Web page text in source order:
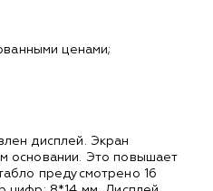
ценами;
дисплей. Экран
основании. Это повышает
предусмотрено 16